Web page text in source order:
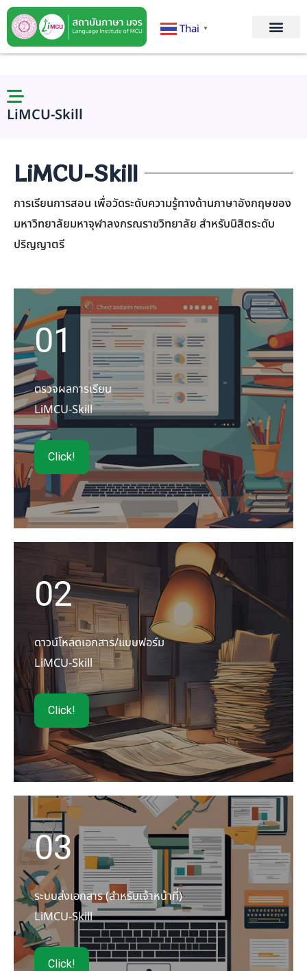
Thai ▼
LiMCU-Skill
LiMCU-Skill
การเรียนการสอน เพื่อวัดระดับความรู้ทางด้านภาษาอังกฤษของ
มหาวิทยาลัยมหาจุฬาลงกรณราชวิทยาลัย สำหรับนิสิตระดับ
ปริญญาตรี
01
ตรวจผลการเรียน
LiMCU-Skill
Click!
02
ดาวน์โหลดเอกสาร/แบบฟอร์ม
LiMCU-Skill
Click!
03
ระบบส่งเอกสาร (สำหรับเจ้าหน้าที่)
LiMCU-Skill
Click!